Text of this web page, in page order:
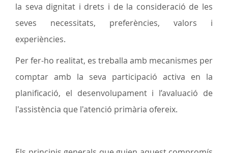
la seva dignitat i drets i de la consideració de les
seves necessitats, preferències, valors i
experiències.
Per fer-ho realitat, es treballa amb mecanismes per
comptar amb la seva participació activa en la
planificació, el desenvolupament i l’avaluació de
l'assistència que l'atenció primària ofereix.